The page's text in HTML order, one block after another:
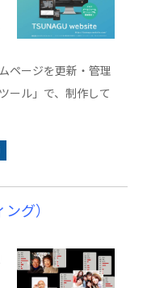
ページを更新・管理
ール」で、制作して
グ）